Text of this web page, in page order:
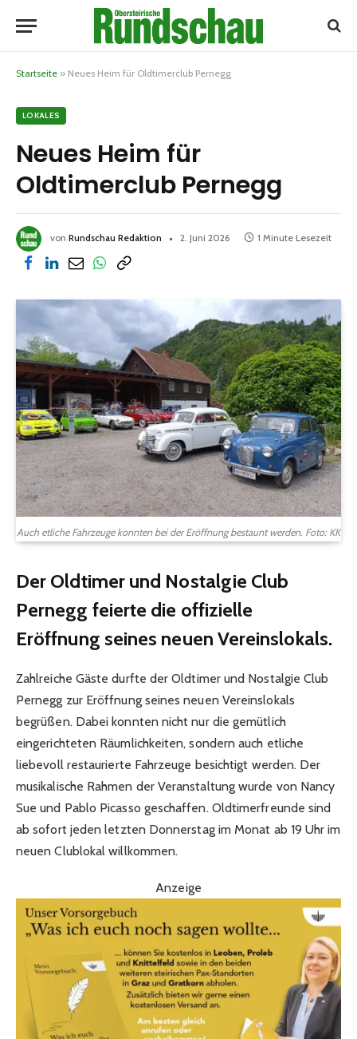
Startseite » Neues Heim für Oldtimerclub Pernegg
LOKALES
Neues Heim für
Oldtimerclub Pernegg
von Rundschau Redaktion 2. Juni 2026 1 Minute Lesezeit
Auch etliche Fahrzeuge konnten bei der Eröffnung bestaunt werden. Foto: KK
Der Oldtimer und Nostalgie Club
Pernegg feierte die offizielle
Eröffnung seines neuen Vereinslokals.
Zahlreiche Gäste durfte der Oldtimer und Nostalgie Club
Pernegg zur Eröffnung seines neuen Vereinslokals
begrüßen. Dabei konnten nicht nur die gemütlich
eingerichteten Räumlichkeiten, sondern auch etliche
liebevoll restaurierte Fahrzeuge besichtigt werden. Der
musikalische Rahmen der Veranstaltung wurde von Nancy
Sue und Pablo Picasso geschaffen. Oldtimerfreunde sind
ab sofort jeden letzten Donnerstag im Monat ab 19 Uhr im
neuen Clublokal willkommen.
Anzeige